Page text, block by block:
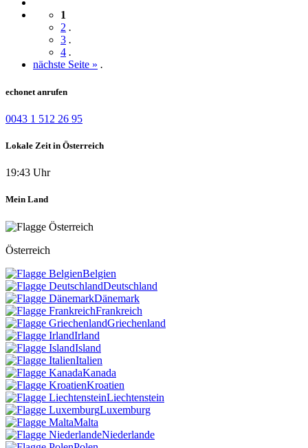
1
2 .
3 .
4 .
nächste Seite » .
echonet anrufen
0043 1 512 26 95
Lokale Zeit in Österreich
19:43 Uhr
Mein Land
Österreich
Belgien
Deutschland
Dänemark
Frankreich
Griechenland
Irland
Island
Italien
Kanada
Kroatien
Liechtenstein
Luxemburg
Malta
Niederlande